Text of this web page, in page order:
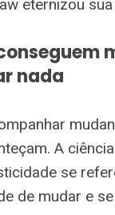
eternizou
nada
A
se
de mudar e